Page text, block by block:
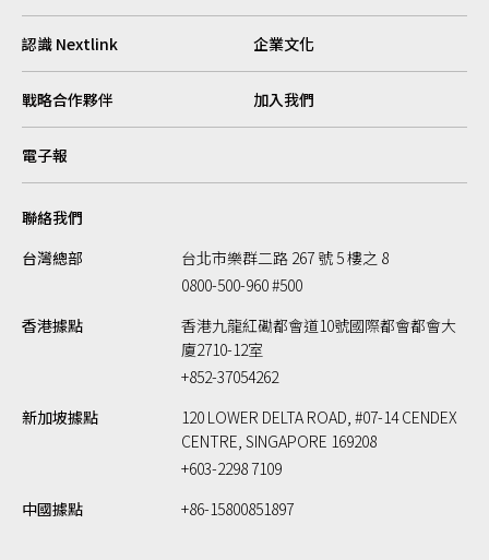
認識 Nextlink 企業文化
戰略合作夥伴 加入我們
電子報
聯絡我們
台灣總部
台北市樂群二路 267 號 5 樓之 8
0800-500-960 #500
香港據點
香港九龍紅磡都會道10號國際都會都會大
廈2710-12室
+852-37054262
新加坡據點
120 LOWER DELTA ROAD, #07-14 CENDEX
CENTRE, SINGAPORE 169208
+603-2298 7109
中國據點
+86-15800851897